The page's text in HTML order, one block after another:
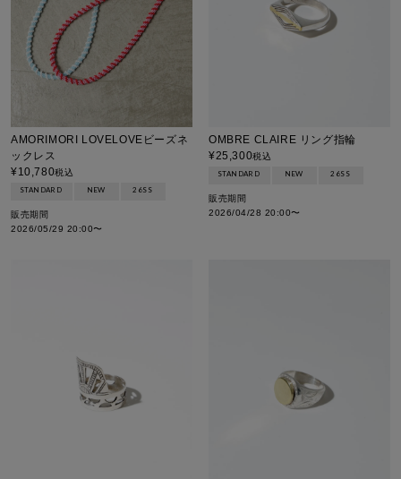
AMORIMORI LOVELOVEビーズネ
ックレス
¥10,780税込
STANDARD NEW 26SS
販売期間
2026/05/29 20:00〜
OMBRE CLAIRE リング指輪
¥25,300税込
STANDARD NEW 26SS
販売期間
2026/04/28 20:00〜